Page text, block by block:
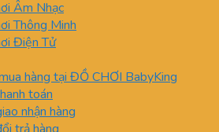
Âm Nhạc
Thông Minh
Điện Tử
hàng tại ĐỒ CHƠI BabyKing
toán
nhận hàng